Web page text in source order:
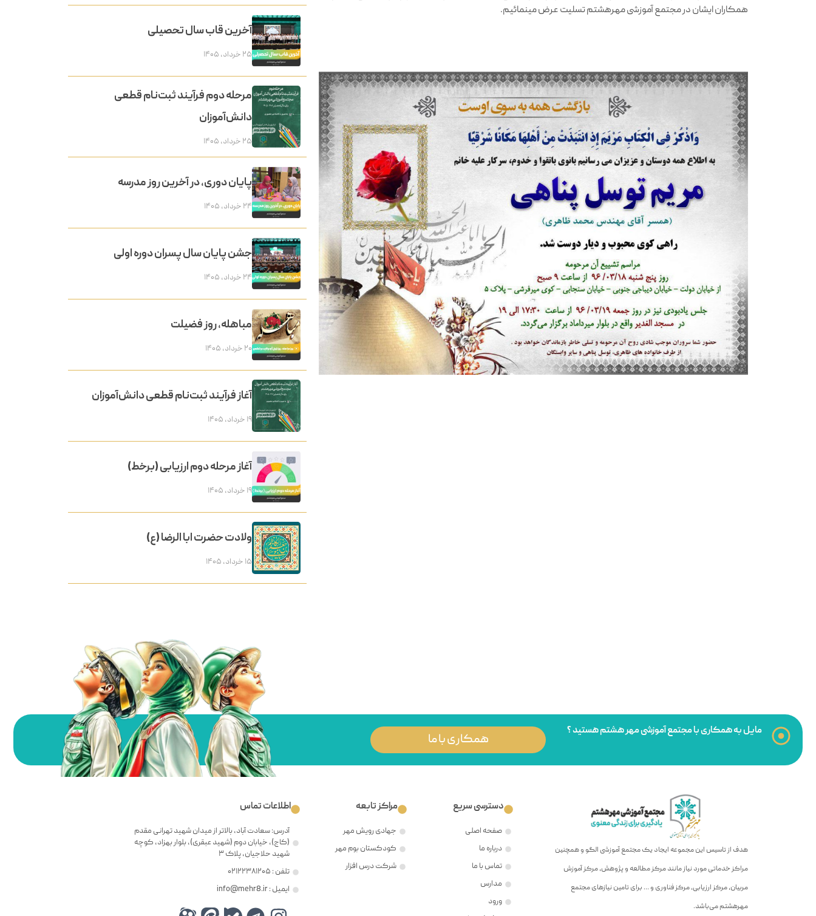
همکاران ایشان در مجتمع آموزشی مهرهشتم تسلیت عرض مینمائیم.
آخرین قاب سال تحصیلی
۲۵ خرداد, ۱۴۰۵
مرحله دوم فرآیند ثبت‌نام قطعی
دانش‌آموزان
۲۵ خرداد, ۱۴۰۵
پایان دوری، در آخرین روز مدرسه
۲۴ خرداد, ۱۴۰۵
جشن پایان سال پسران دوره اولی
۲۴ خرداد, ۱۴۰۵
مباهله، روز فضیلت
۲۰ خرداد, ۱۴۰۵
آغاز فرآیند ثبت‌نام قطعی دانش‌آموزان
۱۹ خرداد, ۱۴۰۵
آغاز مرحله دوم ارزیابی (برخط)
۱۹ خرداد, ۱۴۰۵
ولادت حضرت ابا الرضا (ع)
۱۵ خرداد, ۱۴۰۵
مایل به همکاری با مجتمع آموزشی مهر هشتم هستید ؟
همکاری با ما
هدف از تاسیس این مجموعه ایجاد یک مجتمع آموزشی الگو و همچنین
مراکز خدماتی مورد نیاز مانند مرکز مطالعه و پژوهش، مرکز آموزش
مربیان، مرکز ارزیابی، مرکز فناوری و … برای تامین نیازهای مجتمع
مهرهشتم می‌باشد.
دسترسی سریع
صفحه اصلی
درباره ما
تماس با ما
مدارس
ورود
مراکز تابعه
جهادی رویش مهر
کودکستان بوم مهر
شرکت درس افزار
اطلاعات تماس
آدرس: سعادت آباد، بالاتر از میدان شهید تهرانی مقدم
(کاج)، خیابان دوم (شهید عبقری)، بلوار بهزاد، کوچه
شهید حلاجیان، پلاک ۳
تلفن : ۰۲۱۲۲۳۸۱۲۰۵
ایمیل : info@mehr8.ir